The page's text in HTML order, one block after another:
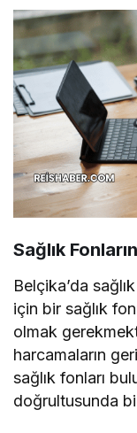
Sağlık
Belçika’da
için bir sağlık
olmak
harcamaların
sağlık fonları
doğrultusunda